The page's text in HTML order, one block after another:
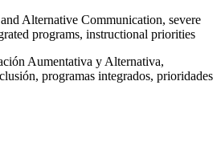
Alternative Communication, severe
programs, instructional priorities
Aumentativa y Alternativa,
programas integrados, prioridades